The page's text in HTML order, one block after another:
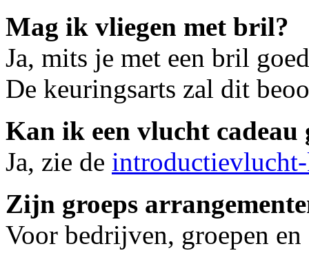
Mag ik vliegen met bril?
Ja, mits je met een bril
De keuringsarts zal dit
Kan ik een vlucht cadeau
Ja, zie de
Zijn groeps
Voor bedrijven, groepen